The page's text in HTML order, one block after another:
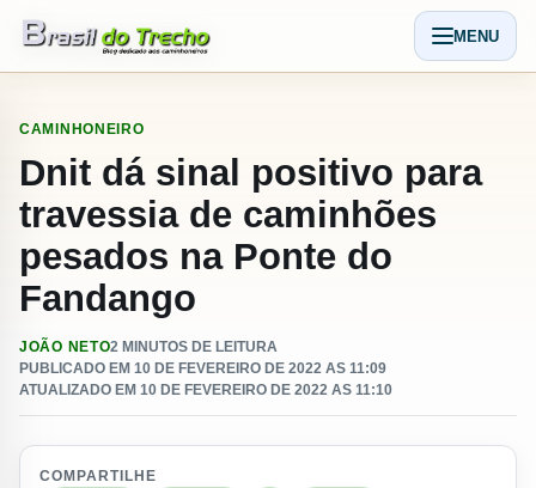
Abrir
MENU
CAMINHONEIRO
Dnit dá sinal positivo para
travessia de caminhões
pesados na Ponte do
Fandango
JOÃO NETO2 MINUTOS DE LEITURA
PUBLICADO EM 10 DE FEVEREIRO DE 2022 AS 11:09
ATUALIZADO EM 10 DE FEVEREIRO DE 2022 AS 11:10
COMPARTILHE